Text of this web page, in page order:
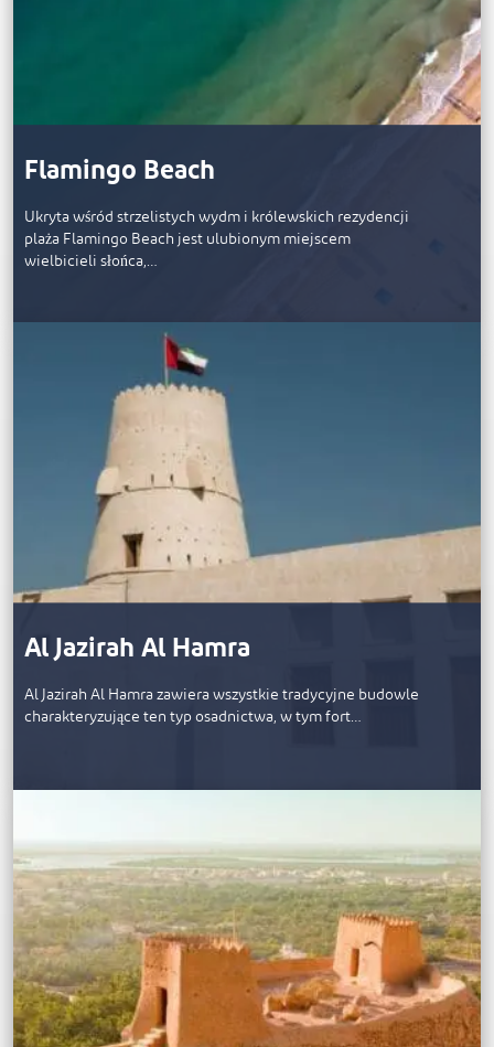
Flamingo Beach
Ukryta wśród strzelistych wydm i królewskich rezydencji
plaża Flamingo Beach jest ulubionym miejscem
wielbicieli słońca,…
Al Jazirah Al Hamra
Al Jazirah Al Hamra zawiera wszystkie tradycyjne budowle
charakteryzujące ten typ osadnictwa, w tym fort…